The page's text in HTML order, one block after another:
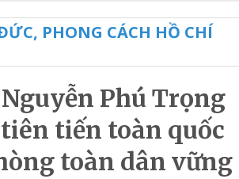
PHONG CÁCH HỒ CHÍ
Phú Trọng
tiến toàn quốc
toàn dân vững